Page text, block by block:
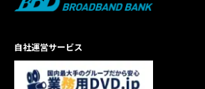
自社運営サービス